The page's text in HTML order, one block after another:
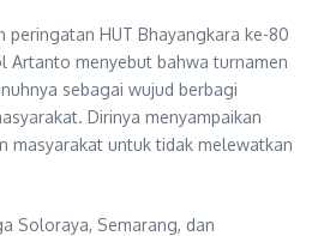
peringatan HUT Bhayangkara ke-80
Artanto menyebut bahwa turnamen
sebagai wujud berbagi
Dirinya menyampaikan
masyarakat untuk tidak melewatkan
Soloraya, Semarang, dan